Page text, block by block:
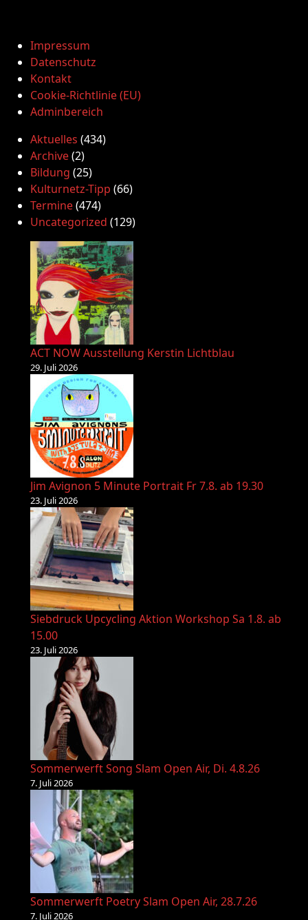
Impressum
Datenschutz
Kontakt
Cookie-Richtlinie (EU)
Adminbereich
Aktuelles (434)
Archive(2)
Bildung (25)
Kulturnetz-Tipp (66)
Termine(474)
Uncategorized (129)
ACT NOW Ausstellung Kerstin Lichtblau
29. Juli 2026
Jim Avignon 5 Minute Portrait Fr 7.8. ab 19.30
23. Juli 2026
Siebdruck Upcycling Aktion Workshop Sa 1.8. ab
15.00
23. Juli 2026
Sommerwerft Song Slam Open Air, Di. 4.8.26
7. Juli 2026
Sommerwerft Poetry Slam Open Air, 28.7.26
7. Juli 2026